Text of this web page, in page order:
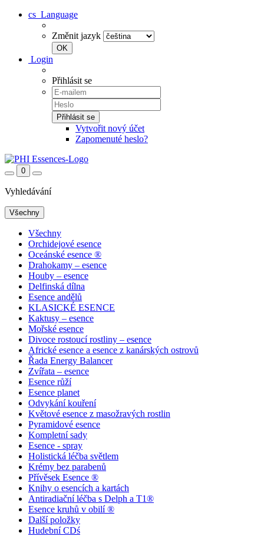
cs Language
Změnit jazyk
Login
Přihlásit se
Vytvořit nový účet
Zapomenuté heslo?
0
Vyhledávání
Všechny
Všechny
Orchidejové esence
Oceánské esence ®
Drahokamy – esence
Houby – esence
Delfinská dílna
Esence andělů
KLASICKÉ ESENCE
Kaktusy – esence
Mořské esence
Divoce rostoucí rostliny – esence
Africké esence a esence z kanárských ostrovů
Řada Energy Balancer
Zvířata – esence
Esence růží
Esence planet
Odvykání kouření
Květové esence z masožravých rostlin
Pyramidové esence
Kompletní sady
Esence - spray
Holistická léčba světlem
Krémy bez parabenů
Přívěsek Esence ®
Knihy o esencích a kartách
Antiradiační léčba s Delph a T1®
Esence kruhů v obilí ®
Další položky
Hudební CDś